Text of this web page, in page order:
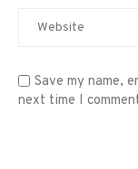
Save my name,
next time I